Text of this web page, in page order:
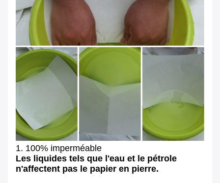
1. 100% imperméable
Les liquides tels que l'eau et le pétrole
n'affectent pas le papier en pierre.